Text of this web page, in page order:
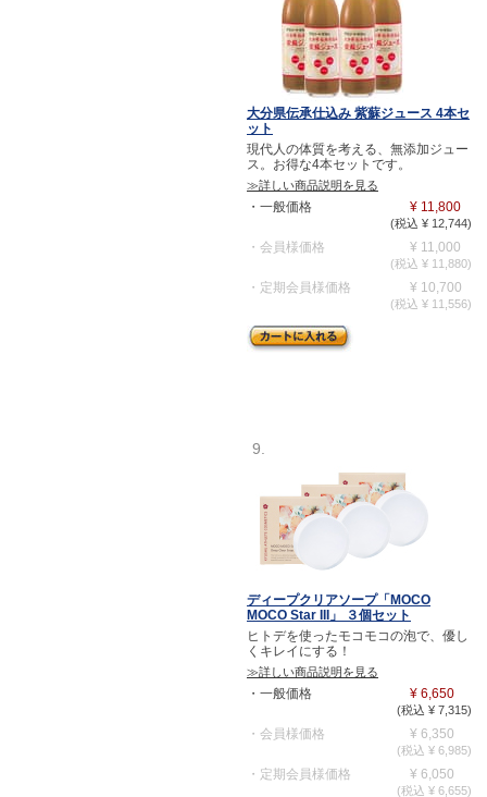
大分県伝承仕込み 紫蘇ジュース 4本セ
ット
現代人の体質を考える、無添加ジュー
ス。お得な4本セットです。
≫詳しい商品説明を見る
・一般価格 ¥ 11,800
(税込 ¥ 12,744)
・会員様価格 ¥ 11,000
(税込 ¥ 11,880)
・定期会員様価格 ¥ 10,700
(税込 ¥ 11,556)
9.
ディープクリアソープ「MOCO
MOCO Star III」 ３個セット
ヒトデを使ったモコモコの泡で、優し
くキレイにする！
≫詳しい商品説明を見る
・一般価格 ¥ 6,650
(税込 ¥ 7,315)
・会員様価格 ¥ 6,350
(税込 ¥ 6,985)
・定期会員様価格 ¥ 6,050
(税込 ¥ 6,655)